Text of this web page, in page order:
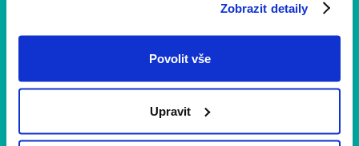
Zobrazit detaily
Povolit vše
Upravit